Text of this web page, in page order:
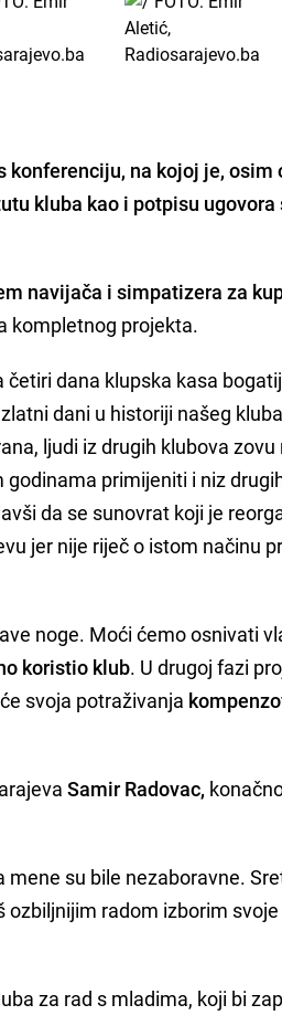
konferenciju, na kojoj je, osim
kluba kao i potpisu
navijača i simpatizera za
kompletnog projekta.
četiri dana klupska kasa
dani u historiji našeg
ljudi iz drugih klubova
godinama primijeniti i niz
da se sunovrat koji je
jer nije riječ o istom načinu
noge. Moći ćemo osnivati
koristio klub. U drugoj fazi
svoja potraživanja
Samir Radovac,
mene su bile nezaboravne.
radom izborim
za rad s mladima, koji bi